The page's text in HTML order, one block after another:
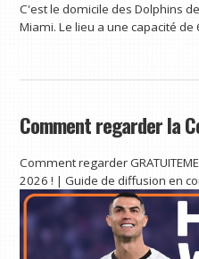
C'est le domicile des Dolphins
Miami. Le lieu a une capacité
Comment regarder la
Comment regarder
2026 ! | Guide de diffusion en